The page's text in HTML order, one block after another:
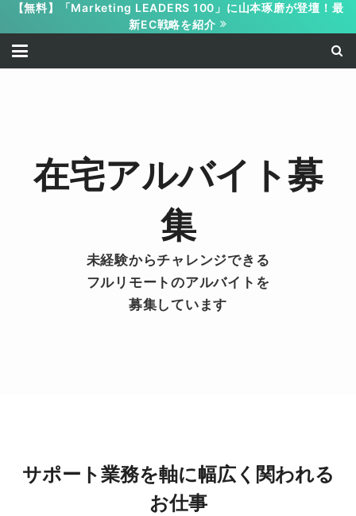
【無料】「Marketing LEADERS 100」に山本琢磨が登壇！最
新EC戦略を紹介
在宅アルバイト募
集
未経験からチャレンジできる
フルリモートのアルバイトを
募集しています
サポート業務を軸に幅広く関われる
お仕事